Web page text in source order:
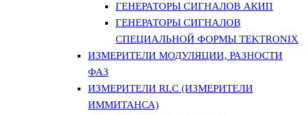
ГЕНЕРАТОРЫ СИГНАЛОВ АКИП
ГЕНЕРАТОРЫ СИГНАЛОВ
СПЕЦИАЛЬНОЙ ФОРМЫ TEKTRONIX
ИЗМЕРИТЕЛИ МОДУЛЯЦИИ, РАЗНОСТИ
ФАЗ
ИЗМЕРИТЕЛИ RLC (ИЗМЕРИТЕЛИ
ИММИТАНСА)